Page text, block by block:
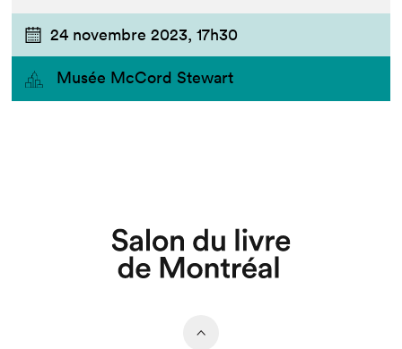
24 novembre 2023, 17h30
Musée McCord Stewart